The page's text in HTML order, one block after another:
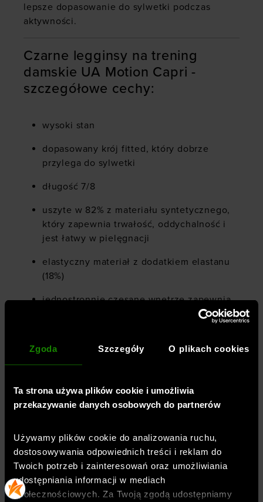
Zgoda Szczegóły O plikach cookies
Ta strona używa plików cookie i umożliwia
przekazywanie danych osobowych do partnerów
Używamy plików cookie do analizowania ruchu,
dostosowywania odpowiednich treści i reklam do
Twoich potrzeb i zainteresowań oraz umożliwiania
udostępniania informacji w mediach
społecznościowych. Za Twoją zgodą udostępniamy
lepsze dopasowanie do sylwetki podczas
aktywności.
Czarne legginsy na trening
damskie UA Motion Capri -
szczegółowe cechy:
wysoki stan
dopasowany krój fitted, który dobrze
przylega do sylwetki
długość 7/8
uszyte w 82% z materiału syntetycznego,
który zapewnia trwałość, oddychalność i
jest łatwy w pielęgnacji
elastyczny materiał z dodatkiem elastanu
(18%)
jednostronnie czesane wnętrze zapewnia
miękka i oddychająca dzianina o
podwójnym splocie
elastyczny materiał 4Way Stretch
swobodnie rozciąga się we wszystkich
kierunkach
antybakteryjne wykończenie zapobiega